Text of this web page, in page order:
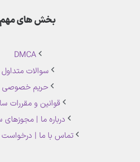
بخش های مهم
DMCA
سوالات متداول
حریم خصوصی
قوانین و مقررات
درباره ما |
تماس با ما |